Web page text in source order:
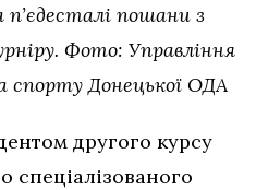
п’єдесталі пошани з
Фото: Управління
спорту Донецької ОДА
другого курсу
спеціалізованого